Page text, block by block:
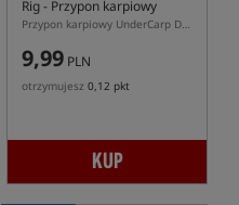
Rig- Przypon karpiowy
(bezzadziorowy)
Przypon karpiowy UnderCarp D-Rig z fluorocarbonu bezzadziorowy
9,99 PLN
otrzymujesz 0,12 pkt
KUP